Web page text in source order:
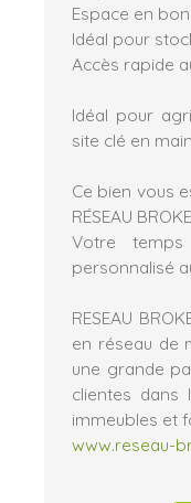
Espace en
Idéal pour
Accès rapide
Idéal pour
site clé en
Ce bien vous
RÉSEAU
Votre
personnalisé
RESEAU
en réseau de
une grande
clientes dans
immeubles et
www.reseau-